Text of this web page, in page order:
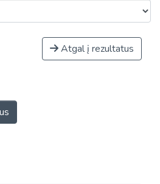
Atgal į rezultatus